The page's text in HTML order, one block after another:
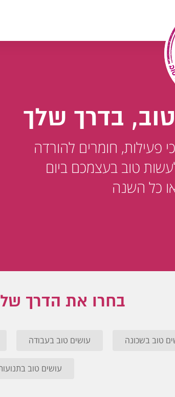
בדרך שלך
פעילות, חומרים להורדה
לעשות טוב בעצמכם ביום
כל השנה
בחרו את הדרך
טוב בשכונה עושים טוב בעבודה
עושים טוב